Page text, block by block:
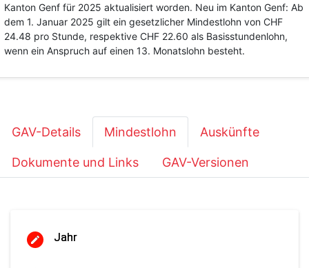
Kanton Genf für 2025 aktualisiert worden. Neu im Kanton Genf: Ab
dem 1. Januar 2025 gilt ein gesetzlicher Mindestlohn von CHF
24.48 pro Stunde, respektive CHF 22.60 als Basisstundenlohn,
wenn ein Anspruch auf einen 13. Monatslohn besteht.
GAV-Details Mindestlohn Auskünfte
Dokumente und Links GAV-Versionen
Jahr